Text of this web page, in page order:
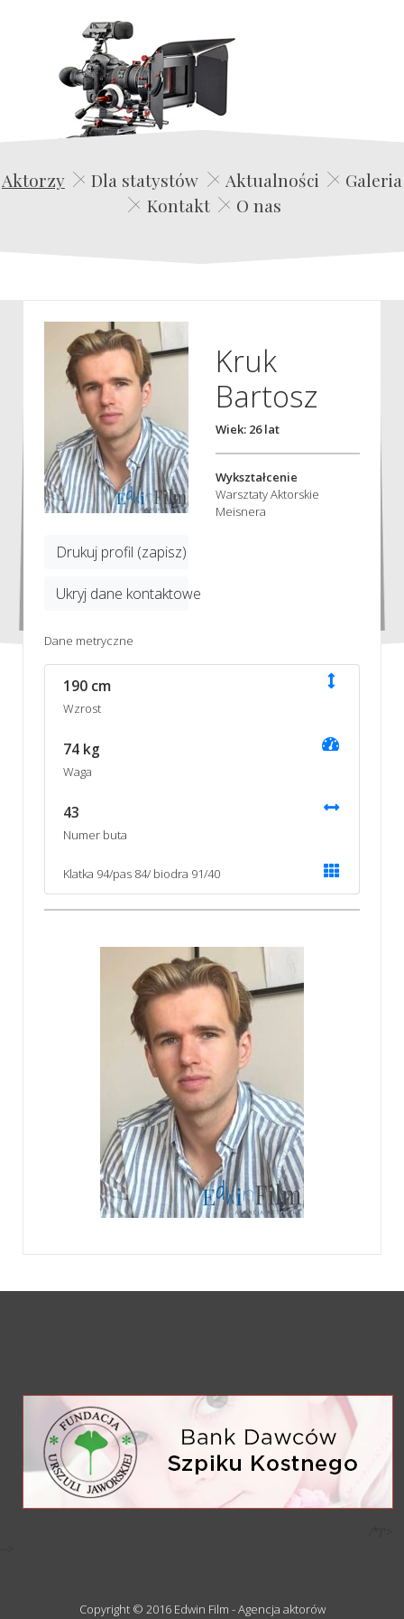
Edwin Film Agencja Aktorska
Aktorzy Dla statystów Aktualności
Galeria
Kontakt
O nas
Drukuj profil (zapisz)
Ukryj dane kontaktowe
Kruk
Bartosz
Wiek: 26 lat
Wykształcenie
Warsztaty Aktorskie
Meisnera
Dane metryczne
190 cm
Wzrost
74 kg
Waga
43
Numer buta
Klatka 94/pas 84/ biodra 91/40
Copyright © 2016 Edwin Film - Agencja aktorów